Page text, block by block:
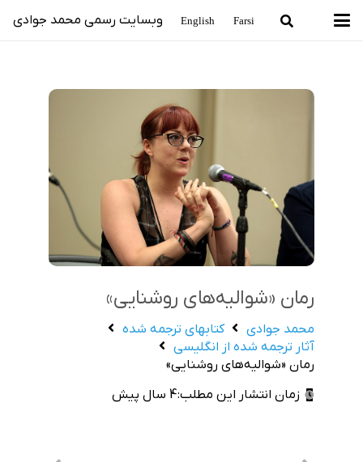
Farsi
English وبسایت رسمی محمد جوادی
رمان «شوالیه‌های روشنایی»
محمد جوادی
كتاب‏هاي ترجمه‏‏ شده
آثار ترجمه‏ شده از انگليسي
رمان «شوالیه‌های روشنایی»
زمان انتشار این مطلب:4 سال پیش